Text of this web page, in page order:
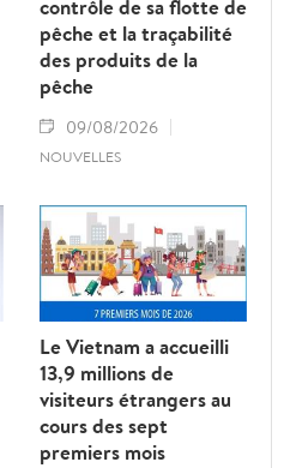
contrôle de sa flotte de
pêche et la traçabilité
des produits de la
pêche
09/08/2026
NOUVELLES
Le Vietnam a accueilli
13,9 millions de
visiteurs étrangers au
cours des sept
premiers mois